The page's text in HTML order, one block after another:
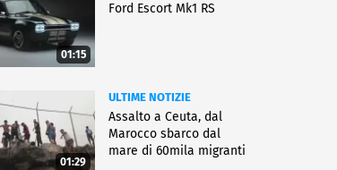
01:15
Ford Escort Mk1 RS
01:29
ULTIME NOTIZIE
Assalto a Ceuta, dal
Marocco sbarco dal
mare di 60mila migranti